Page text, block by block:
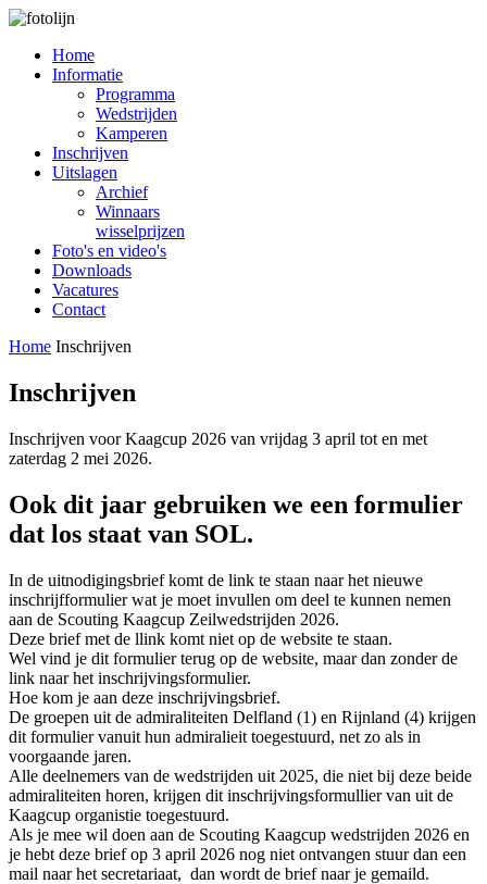
Home
Informatie
Programma
Wedstrijden
Kamperen
Inschrijven
Uitslagen
Archief
Winnaars
wisselprijzen
Foto's en video's
Downloads
Vacatures
Contact
Home Inschrijven
Inschrijven
Inschrijven voor Kaagcup 2026 van vrijdag 3 april tot en met
zaterdag 2 mei 2026.
Ook dit jaar gebruiken we een formulier
dat los staat van SOL.
In de uitnodigingsbrief komt de link te staan naar het nieuwe
inschrijfformulier wat je moet invullen om deel te kunnen nemen
aan de Scouting Kaagcup Zeilwedstrijden 2026.
Deze brief met de llink komt niet op de website te staan.
Wel vind je dit formulier terug op de website, maar dan zonder de
link naar het inschrijvingsformulier.
Hoe kom je aan deze inschrijvingsbrief.
De groepen uit de admiraliteiten Delfland (1) en Rijnland (4) krijgen
dit formulier vanuit hun admiralieit toegestuurd, net zo als in
voorgaande jaren.
Alle deelnemers van de wedstrijden uit 2025, die niet bij deze beide
admiraliteiten horen, krijgen dit inschrijvingsformullier van uit de
Kaagcup organistie toegestuurd.
Als je mee wil doen aan de Scouting Kaagcup wedstrijden 2026 en
je hebt deze brief op 3 april 2026 nog niet ontvangen stuur dan een
mail naar het secretariaat, dan wordt de brief naar je gemaild.